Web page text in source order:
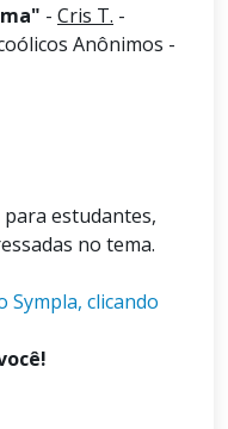
- Cris T. -
Anônimos -
estudantes,
no tema.
Sympla, clicando